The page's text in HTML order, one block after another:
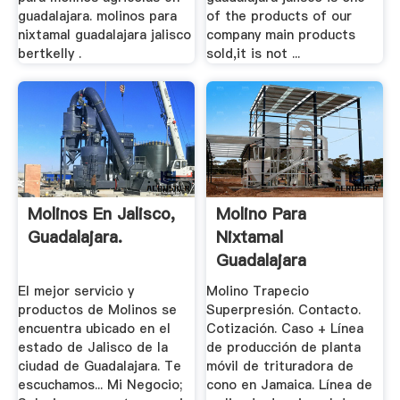
guadalajara. molinos para
nixtamal guadalajara jalisco
bertkelly .
of the products of our
company main products
sold,it is not ...
Molinos En Jalisco,
Guadalajara.
El mejor servicio y
productos de Molinos se
encuentra ubicado en el
estado de Jalisco de la
ciudad de Guadalajara. Te
escuchamos... Mi Negocio;
Molino Para
Nixtamal
Guadalajara
Molino Trapecio
Superpresión. Contacto.
Cotización. Caso + Línea
de producción de planta
móvil de trituradora de
cono en Jamaica. Línea de